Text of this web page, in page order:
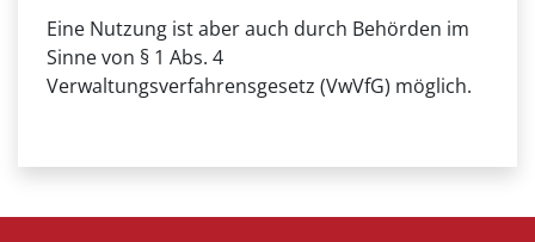
Eine Nutzung ist aber auch durch Behörden im
Sinne von § 1 Abs. 4
Verwaltungsverfahrensgesetz (VwVfG) möglich.